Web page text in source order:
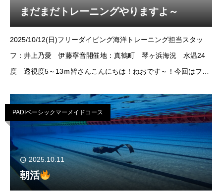
まだまだトレーニングやりますよ～
2025/10/12(日)フリーダイビング海洋トレーニング担当スタッ
フ：井上乃愛 伊藤寧音開催地：真鶴町 琴ヶ浜海況 水温24
度 透視度5～13ｍ皆さんこんにちは！ねおです～！今回はフリ
様！ご予約いただき
PADIベーシックマーメイドコース
2025.10.11
朝活